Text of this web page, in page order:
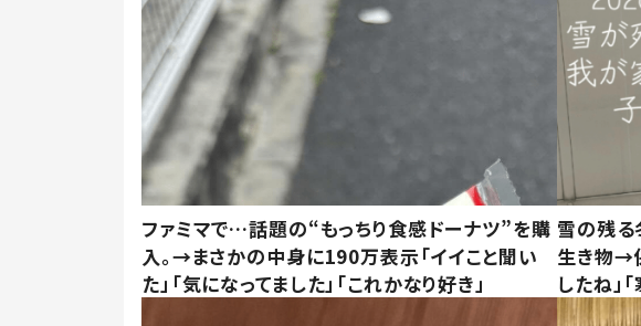
ファミマで…話題の“もっちり食感ドーナツ”を購
入。→まさかの中身に190万表示「イイこと聞い
た」「気になってました」「これかなり好き」
雪の残る
生き物→
したね」